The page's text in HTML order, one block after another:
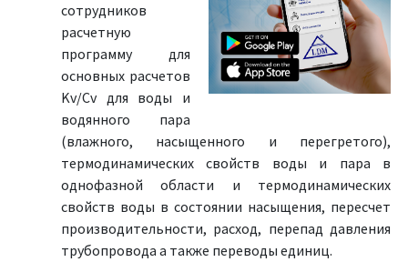
сотрудников
расчетную
программу для
основных расчетов
Kv/Cv для воды и
водянного пара
(влажного, насыщенного и перегретого),
термодинамических свойств воды и пара в
однофазной области и термодинамических
свойств воды в состоянии насыщения, пересчет
производительности, расход, перепад давления
трубопровода а также переводы единиц.